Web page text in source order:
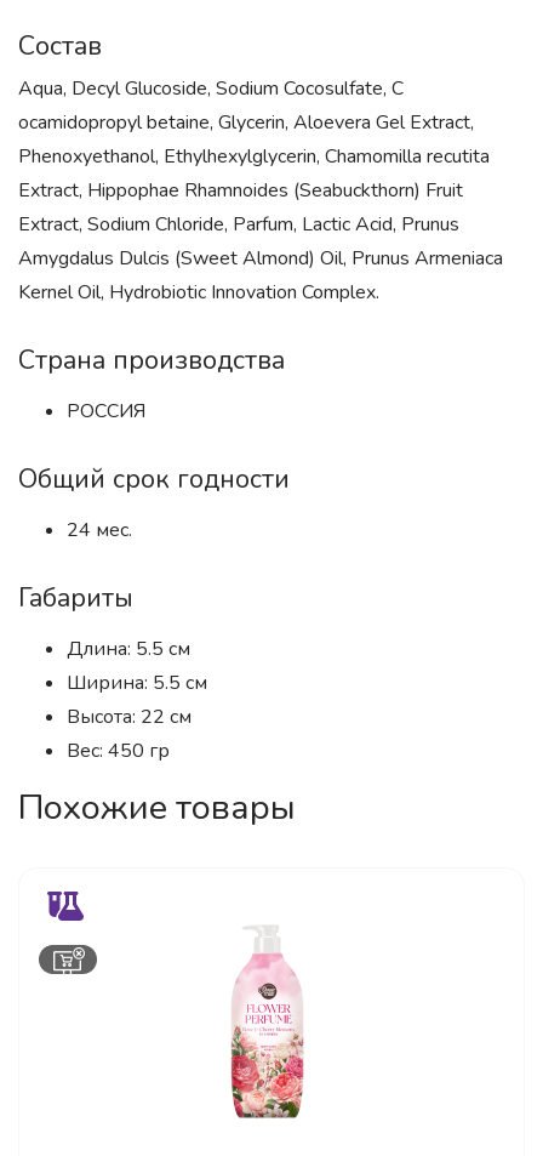
Состав
Aqua, Decyl Glucoside, Sodium Cocosulfate, C
ocamidopropyl betaine, Glycerin, Aloevera Gel Extract,
Phenoxyethanol, Ethylhexylglycerin, Chamomilla recutita
Extract, Hippophae Rhamnoides (Seabuckthorn) Fruit
Extract, Sodium Chloride, Parfum, Lactic Acid, Prunus
Amygdalus Dulcis (Sweet Almond) Oil, Prunus Armeniaca
Kernel Oil, Hydrobiotic Innovation Complex.
Страна производства
РОССИЯ
Общий срок годности
24 мес.
Габариты
Длина: 5.5 см
Ширина: 5.5 см
Высота: 22 см
Вес: 450 гр
Похожие товары